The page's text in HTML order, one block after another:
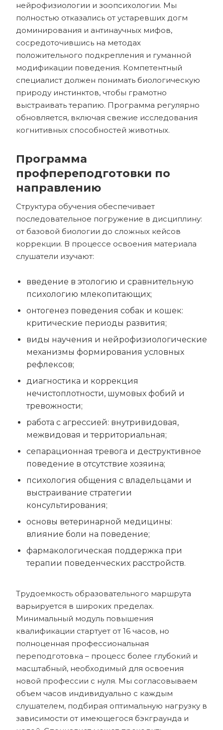
нейрофизиологии и зоопсихологии. Мы
полностью отказались от устаревших догм
доминирования и антинаучных мифов,
сосредоточившись на методах
положительного подкрепления и гуманной
модификации поведения. Компетентный
специалист должен понимать биологическую
природу инстинктов, чтобы грамотно
выстраивать терапию. Программа регулярно
обновляется, включая свежие исследования
когнитивных способностей животных.
Программа
профпереподготовки по
направлению
Структура обучения обеспечивает
последовательное погружение в дисциплину:
от базовой биологии до сложных кейсов
коррекции. В процессе освоения материала
слушатели изучают:
введение в этологию и сравнительную
психологию млекопитающих;
онтогенез поведения собак и кошек:
критические периоды развития;
виды научения и нейрофизиологические
механизмы формирования условных
рефлексов;
диагностика и коррекция
нечистоплотности, шумовых фобий и
тревожности;
работа с агрессией: внутривидовая,
межвидовая и территориальная;
сепарационная тревога и деструктивное
поведение в отсутствие хозяина;
психология общения с владельцами и
выстраивание стратегии
консультирования;
основы ветеринарной медицины:
влияние боли на поведение;
фармакологическая поддержка при
терапии поведенческих расстройств.
Трудоемкость образовательного маршрута
варьируется в широких пределах.
Минимальный модуль повышения
квалификации стартует от 16 часов, но
полноценная профессиональная
переподготовка – процесс более глубокий и
масштабный, необходимый для освоения
новой профессии с нуля. Мы согласовываем
объем часов индивидуально с каждым
слушателем, подбирая оптимальную нагрузку в
зависимости от имеющегося бэкграунда и